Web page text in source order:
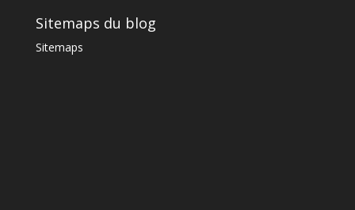
Sitemaps du blog
Sitemaps